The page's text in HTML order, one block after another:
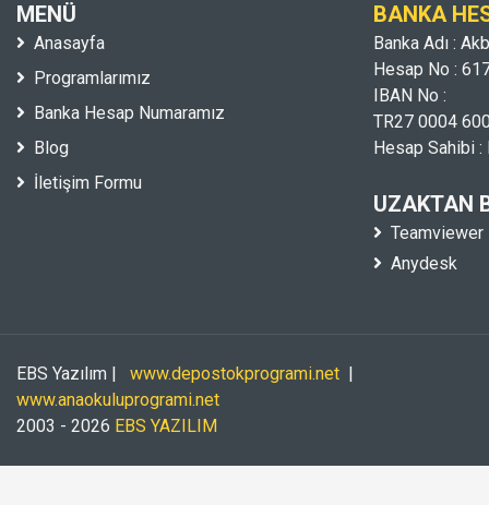
MENÜ
Anasayfa
Programlarımız
Banka Hesap Numaramız
Blog
İletişim Formu
BANKA
Banka Adı :
Hesap No :
IBAN No :
TR27 0004
Hesap Sahibi :
UZAKTAN
Teamviewer
Anydesk
EBS Yazılım | www.depostokprogrami.net |
www.anaokuluprogrami.net
2003 - 2026 EBS YAZILIM